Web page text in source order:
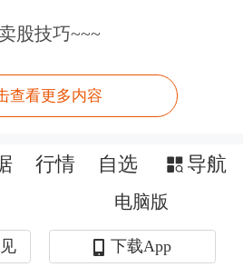
对的投票结果，正式
蒂芬·米兰于当地时间
，表示将在新任主席
时或之前离开美联储
股技巧~~~
查看更多内容
行情 自选 导航
电脑版
下载App